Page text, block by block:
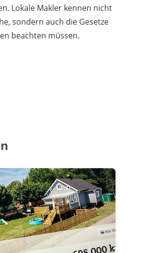
Lokale Makler kennen nicht
sondern auch die Gesetze
beachten müssen.